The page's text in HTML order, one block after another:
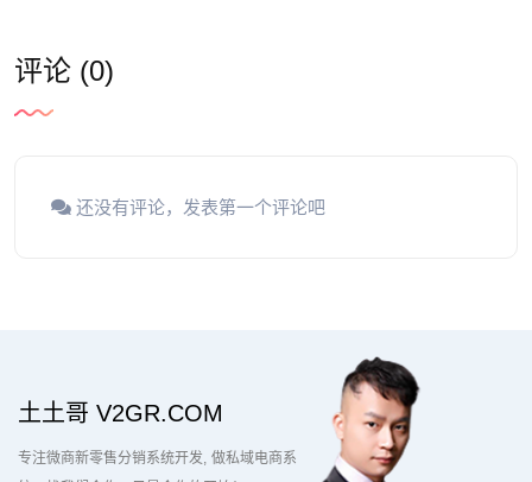
评论 (0)
还没有评论，发表第一个评论吧
土土哥 V2GR.COM
专注微商新零售分销系统开发 做私域电商系